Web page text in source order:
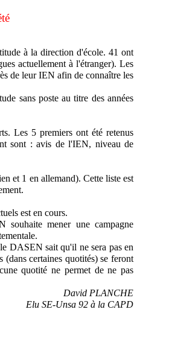
à la direction d'école. 41 ont
actuellement à l'étranger). Les
de leur IEN afin de connaître les
sans poste au titre des années
Les 5 premiers ont été retenus
sont : avis de l'IEN, niveau de
et 1 en allemand). Cette liste est
est en cours.
mener une campagne
DASEN sait qu'il ne sera pas en
(dans certaines quotités) se feront
quotité ne permet de ne pas
David PLANCHE
Elu SE-Unsa 92 à la CAPD